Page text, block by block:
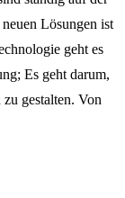
Lösungen ist
geht es
Es geht darum,
gestalten. Von